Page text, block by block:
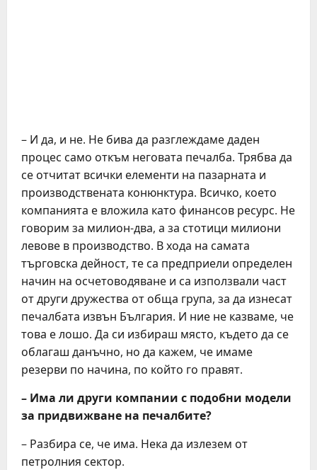
– И да, и не. Не бива да разглеждаме даден
процес само откъм неговата печалба. Трябва да
се отчитат всички елементи на пазарната и
производствената конюнктура. Всичко, което
компанията е вложила като финансов ресурс. Не
говорим за милион-два, а за стотици милиони
левове в производство. В хода на самата
търговска дейност, те са предприели определен
начин на осчетоводяване и са използвали част
от други дружества от обща група, за да изнесат
печалбата извън България. И ние не казваме, че
това е лошо. Да си избираш място, където да се
облагаш данъчно, но да кажем, че имаме
резерви по начина, по който го правят.
– Има ли други компании с подобни модели
за придвижване на печалбите?
– Разбира се, че има. Нека да излезем от
петролния сектор.